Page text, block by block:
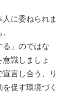
に委ねられま
る」のではな
識しましょ
言し合う、リ
促す環境づく